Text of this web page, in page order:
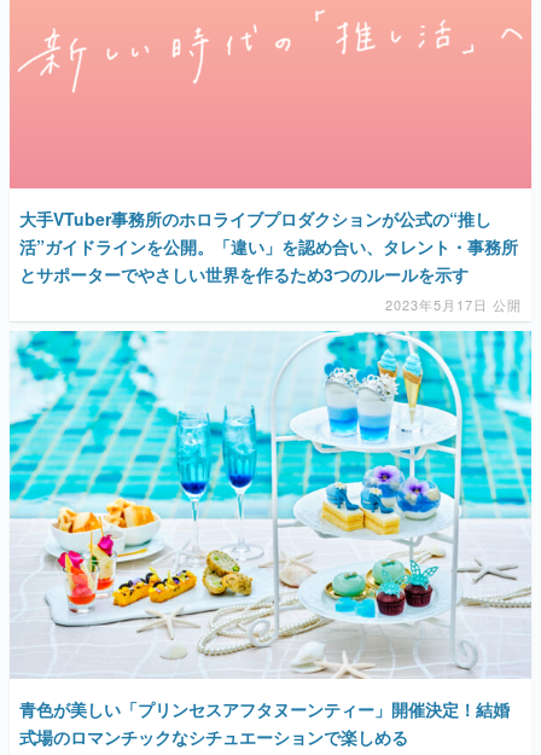
その他
大手VTuber事務所のホロライブプロダクションが公式の“推し
活”ガイドラインを公開。「違い」を認め合い、タレント・事務所
とサポーターでやさしい世界を作るため3つのルールを示す
2023年5月17日 公開
青色が美しい「プリンセスアフタヌーンティー」開催決定！結婚
式場のロマンチックなシチュエーションで楽しめる